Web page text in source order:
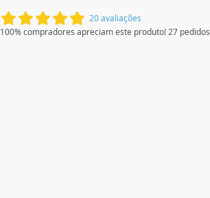
20 avaliações
100% compradores apreciam este produto! 27 pedidos